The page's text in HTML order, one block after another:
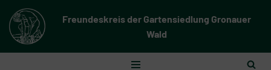
Zum
Inhalt
Freundeskreis der Gartensiedlung Gronauer
Wald